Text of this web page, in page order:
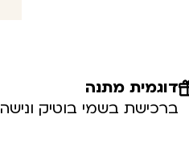
דוגמית מתנה
ברכישת בשמי בוטיק ונישה